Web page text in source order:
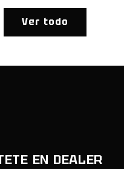
Ver todo
EN DEALER